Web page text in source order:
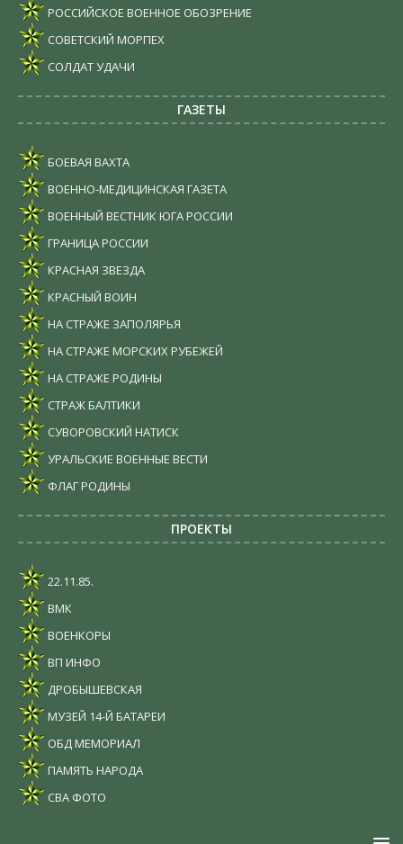
РОССИЙСКОЕ ВОЕННОЕ ОБОЗРЕНИЕ
СОВЕТСКИЙ МОРПЕХ
СОЛДАТ УДАЧИ
ГАЗЕТЫ
БОЕВАЯ ВАХТА
ВОЕННО-МЕДИЦИНСКАЯ ГАЗЕТА
ВОЕННЫЙ ВЕСТНИК ЮГА РОССИИ
ГРАНИЦА РОССИИ
КРАСНАЯ ЗВЕЗДА
КРАСНЫЙ ВОИН
НА СТРАЖЕ ЗАПОЛЯРЬЯ
НА СТРАЖЕ МОРСКИХ РУБЕЖЕЙ
НА СТРАЖЕ РОДИНЫ
СТРАЖ БАЛТИКИ
СУВОРОВСКИЙ НАТИСК
УРАЛЬСКИЕ ВОЕННЫЕ ВЕСТИ
ФЛАГ РОДИНЫ
ПРОЕКТЫ
22.11.85.
ВМК
ВОЕНКОРЫ
ВП ИНФО
ДРОБЫШЕВСКАЯ
МУЗЕЙ 14-Й БАТАРЕИ
ОБД МЕМОРИАЛ
ПАМЯТЬ НАРОДА
СВА ФОТО